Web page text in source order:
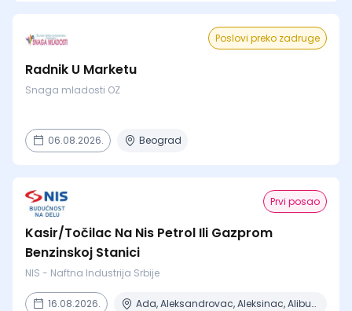
Poslovi preko zadruge
Radnik U Marketu
Snaga mladosti OZ
06.08.2026. Beograd
Prvi posao
Kasir/Točilac Na Nis Petrol Ili Gazprom
Benzinskoj Stanici
NIS - Naftna Industrija Srbije
16.08.2026. Ada, Aleksandrovac, Aleksinac, Alibunar, Apatin + 206 mesta